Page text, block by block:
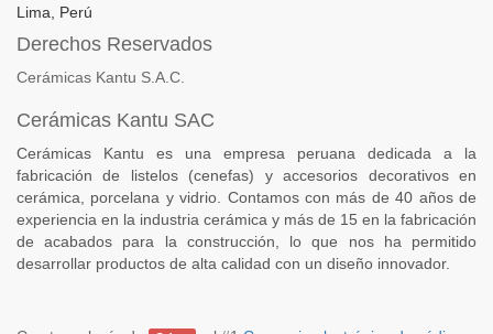
Lima, Perú
Derechos Reservados
Cerámicas Kantu S.A.C.
Cerámicas Kantu SAC
Cerámicas Kantu es una empresa peruana dedicada a la
fabricación de listelos (cenefas) y accesorios decorativos en
cerámica, porcelana y vidrio. Contamos con más de 40 años de
experiencia en la industria cerámica y más de 15 en la fabricación
de acabados para la construcción, lo que nos ha permitido
desarrollar productos de alta calidad con un diseño innovador.